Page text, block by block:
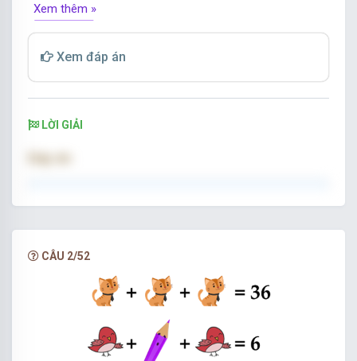
Tìm số thích hợp điền vào dấu hỏi chấm.
Xem thêm »
Xem đáp án
LỜI GIẢI
Đáp án:
20
Từ dòng hai ta sẽ tìm được giá trị 1 quả trứng sẽ
Từ dòng ba ta sẽ tìm được giá trị 1 quả chuối sẽ
CÂU 2/52